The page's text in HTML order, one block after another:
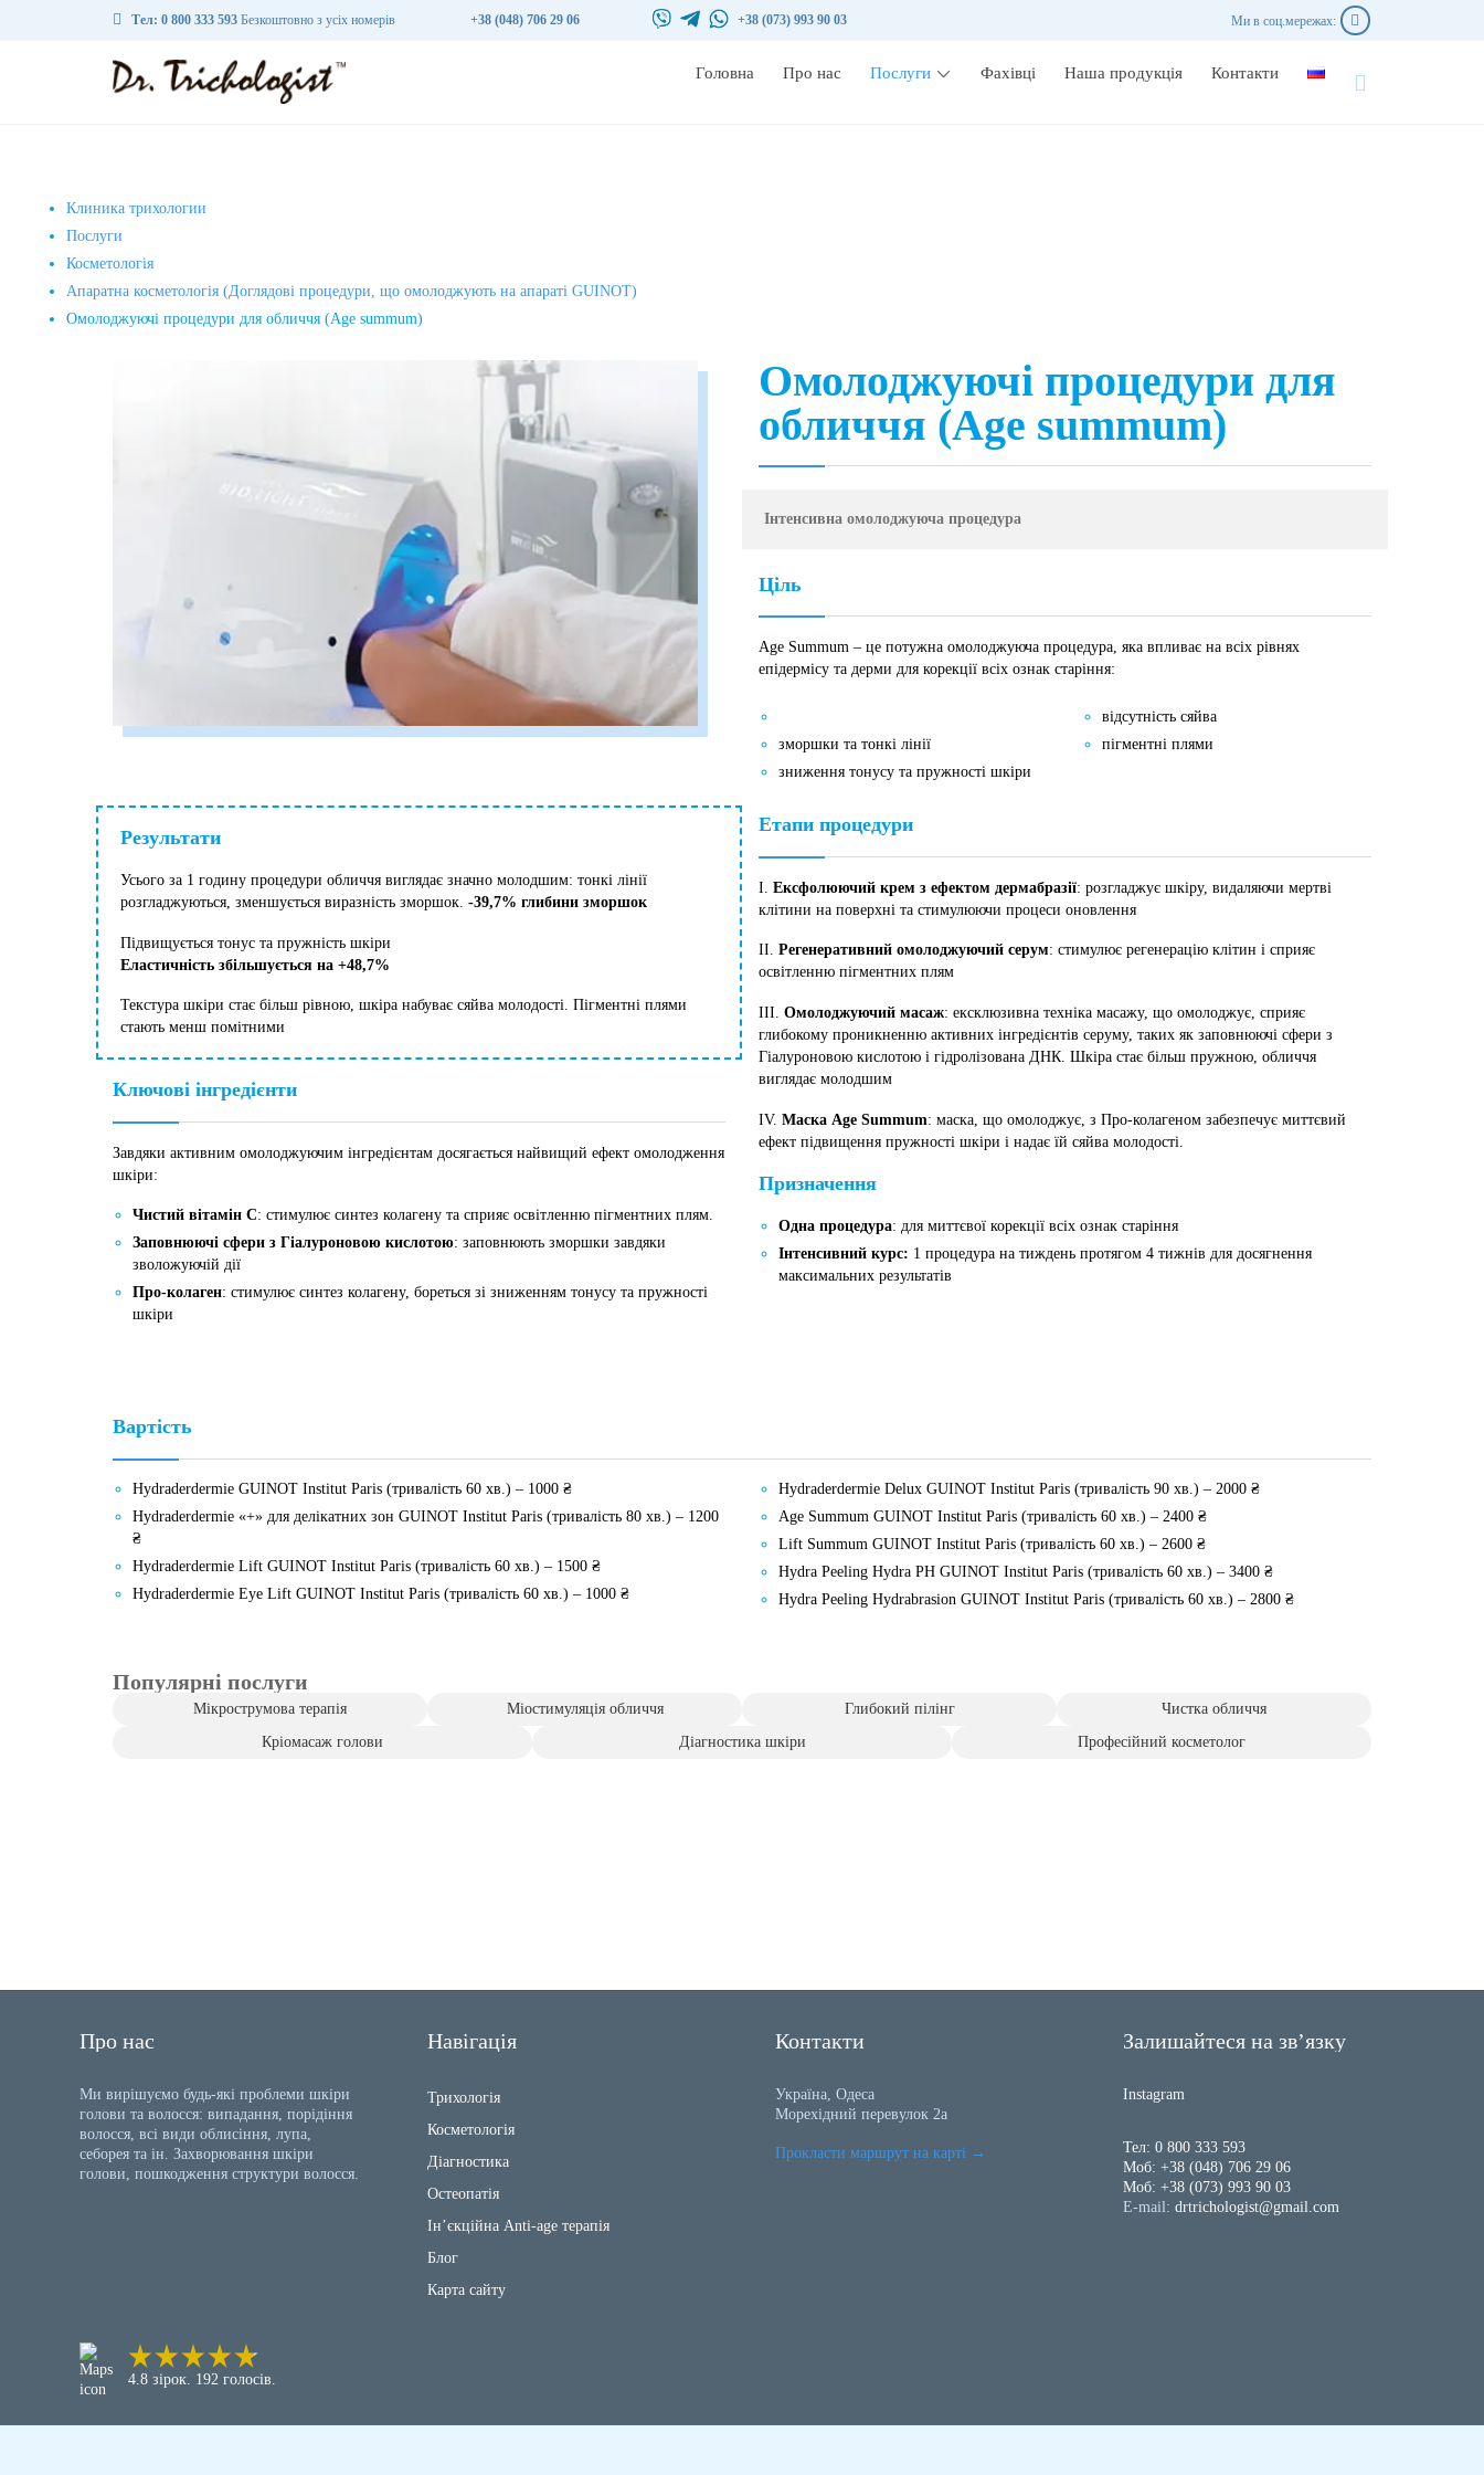
 Тел: 0 800 333 593 Безкоштовно з усіх номерів +38 (048) 706 29 06 +38 (073) 993 90 03 Ми в соц.мережах: 
Головна Про нас Послуги Фахівці Наша продукція Контакти 
Клиника трихологии
Послуги
Косметологія
Апаратна косметологія (Доглядові процедури, що омолоджують на апараті GUINOT)
Омолоджуючі процедури для обличчя (Age summum)
Омолоджуючі процедури для
обличчя (Age summum)
Інтенсивна омолоджуюча процедура
Ціль
Age Summum – це потужна омолоджуюча процедура, яка впливає на всіх рівнях
епідермісу та дерми для корекції всіх ознак старіння:
зморшки та тонкі лінії
зниження тонусу та пружності шкіри
відсутність сяйва
пігментні плями
Результати
Усього за 1 годину процедури обличчя виглядає значно молодшим: тонкі лінії
розгладжуються, зменшується виразність зморшок. -39,7% глибини зморшок
Підвищується тонус та пружність шкіри
Еластичність збільшується на +48,7%
Текстура шкіри стає більш рівною, шкіра набуває сяйва молодості. Пігментні плями
стають менш помітними
Ключові інгредієнти
Завдяки активним омолоджуючим інгредієнтам досягається найвищий ефект омолодження
шкіри:
Чистий вітамін С: стимулює синтез колагену та сприяє освітленню пігментних плям.
Заповнюючі сфери з Гіалуроновою кислотою: заповнюють зморшки завдяки
зволожуючій дії
Про-колаген: стимулює синтез колагену, бореться зі зниженням тонусу та пружності
шкіри
Етапи процедури
I. Ексфолюючий крем з ефектом дермабразії: розгладжує шкіру, видаляючи мертві
клітини на поверхні та стимулюючи процеси оновлення
ІІ. Регенеративний омолоджуючий серум: стимулює регенерацію клітин і сприяє
освітленню пігментних плям
ІІІ. Омолоджуючий масаж: ексклюзивна техніка масажу, що омолоджує, сприяє
глибокому проникненню активних інгредієнтів серуму, таких як заповнюючі сфери з
Гіалуроновою кислотою і гідролізована ДНК. Шкіра стає більш пружною, обличчя
виглядає молодшим
IV. Маска Age Summum: маска, що омолоджує, з Про-колагеном забезпечує миттєвий
ефект підвищення пружності шкіри і надає їй сяйва молодості.
Призначення
Одна процедура: для миттєвої корекції всіх ознак старіння
Інтенсивний курс: 1 процедура на тиждень протягом 4 тижнів для досягнення
максимальних результатів
Вартість
Hydraderdermie GUINOT Institut Paris (тривалість 60 хв.) – 1000 ₴
Hydraderdermie «+» для делікатних зон GUINOT Institut Paris (тривалість 80 хв.) – 1200
₴
Hydraderdermie Lift GUINOT Institut Paris (тривалість 60 хв.) – 1500 ₴
Hydraderdermie Eye Lift GUINOT Institut Paris (тривалість 60 хв.) – 1000 ₴
Hydraderdermie Delux GUINOT Institut Paris (тривалість 90 хв.) – 2000 ₴
Age Summum GUINOT Institut Paris (тривалість 60 хв.) – 2400 ₴
Lift Summum GUINOT Institut Paris (тривалість 60 хв.) – 2600 ₴
Hydra Peeling Hydra PH GUINOT Institut Paris (тривалість 60 хв.) – 3400 ₴
Hydra Peeling Hydrabrasion GUINOT Institut Paris (тривалість 60 хв.) – 2800 ₴
Популярні послуги
Мікрострумова терапія Міостимуляція обличчя Глибокий пілінг
Чистка обличчя
Кріомасаж голови
Діагностика шкіри Професійний косметолог
Про нас
Ми вирішуємо будь-які проблеми шкіри
голови та волосся: випадання, порідіння
волосся, всі види облисіння, лупа,
себорея та ін. Захворювання шкіри
голови, пошкодження структури волосся.
Навігація
Трихологія
Косметологія
Діагностика
Остеопатія
Ін’єкційна Anti-age терапія
Блог
Карта сайту
Контакти
Україна, Одеса
Морехідний перевулок 2а
Прокласти маршрут на карті →
Залишайтеся на зв’язку
Instagram
Тел: 0 800 333 593
Моб: +38 (048) 706 29 06
Моб: +38 (073) 993 90 03
E-mail: drtrichologist@gmail.com
4.8 зірок. 192 голосів.